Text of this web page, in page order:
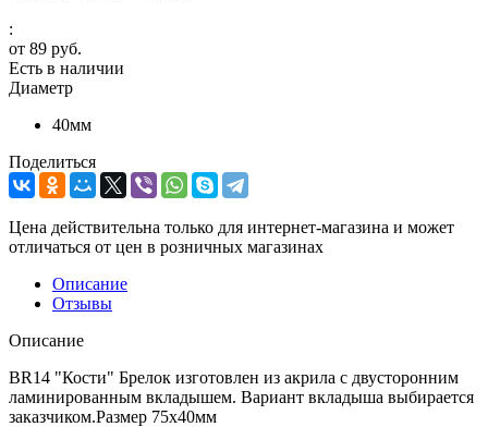
:
от 89 руб.
Есть в наличии
Диаметр
40мм
Поделиться
Цена действительна только для интернет-магазина и может
отличаться от цен в розничных магазинах
Описание
Отзывы
Описание
BR14 "Кости" Брелок изготовлен из акрила с двусторонним
ламинированным вкладышем. Вариант вкладыша выбирается
заказчиком.Размер 75х40мм